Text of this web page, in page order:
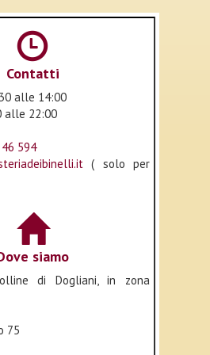
Contatti
alle 14:00
alle 22:00
594
( solo per
siamo
di Dogliani, in zona
75